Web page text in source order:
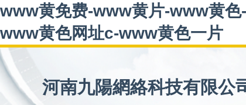
www黄免费-www黄片-www黄
www黄色网址c-www黄色一片
河南九陽網絡科技有限公